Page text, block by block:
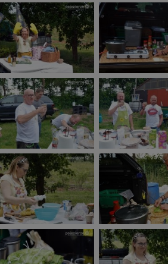
informacji zawartych w plikach cookies.
przypadkach nie możemy tego zrobić za
Dziękujemy.
Pojezierze Gnieźnieńskie - odkrywaj i